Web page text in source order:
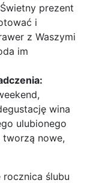
Świetny prezent
i
z Waszymi
im
wina
ulubionego
tworzą nowe,
ślubu